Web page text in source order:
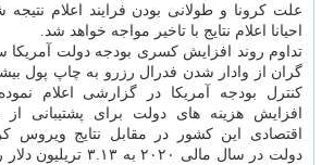
علت کرونا و طولانی بودن فرایند اعلام
احیانا اعلام نتایج با تاخیر مواجه خواهد شد.
تداوم روند افزایش کسری بودجه دولت آمریکا
گران از وادار شدن فدرال رزرو به چاپ پول
کنترل بودجه آمریکا در گزارشی اعلام
افزایش هزینه های دولت برای پشتیبانی
اقتصادی این کشور در مقابل نتایج ویروس
دولت در سال مالی ۲۰۲۰